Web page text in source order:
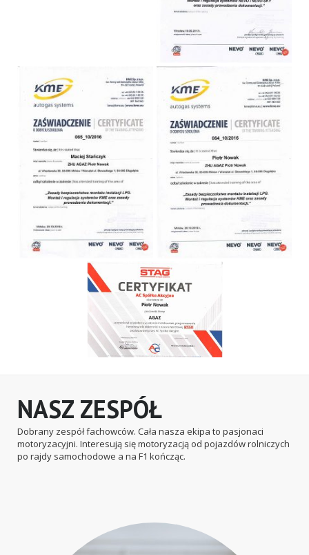
NASZ ZESPÓŁ
Dobrany zespół fachowców. Cała nasza ekipa to pasjonaci
motoryzacyjni. Interesują się motoryzacją od pojazdów rolniczych
po rajdy samochodowe a na F1 kończąc.